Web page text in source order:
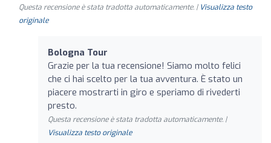
Questa recensione è stata tradotta automaticamente. | Visualizza testo
originale
Bologna Tour
Grazie per la tua recensione! Siamo molto felici
che ci hai scelto per la tua avventura. È stato un
piacere mostrarti in giro e speriamo di rivederti
presto.
Questa recensione è stata tradotta automaticamente. |
Visualizza testo originale